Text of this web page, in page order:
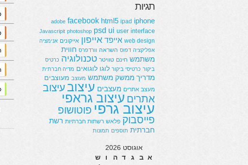
תגיות
adobe facebook html5 ipad iphone
Javascripit photoshop psd ui user interface
web design אייפד אייפון אייקונים אנימציה
אפליקציה דפוס השראה וורדפרס חווית
משתמש חינם טוויטר טכנולוגיה כרטיס
ביקור כרטיסי ביקור לוגו לוגואים מדיה חברתית
מדריך ממשק משתמש מעוצב מעוצבים
מעצב אתרים מעצבים עיצוב עיצוב
אתרים עיצוב גראפי
עיצוב גרפי פוטושופ
פייסבוק פלאש רשתות חברתיות רשת
חברתית תוספים תמונות
אוגוסט 2026
א ב ג ד ה ו
ש